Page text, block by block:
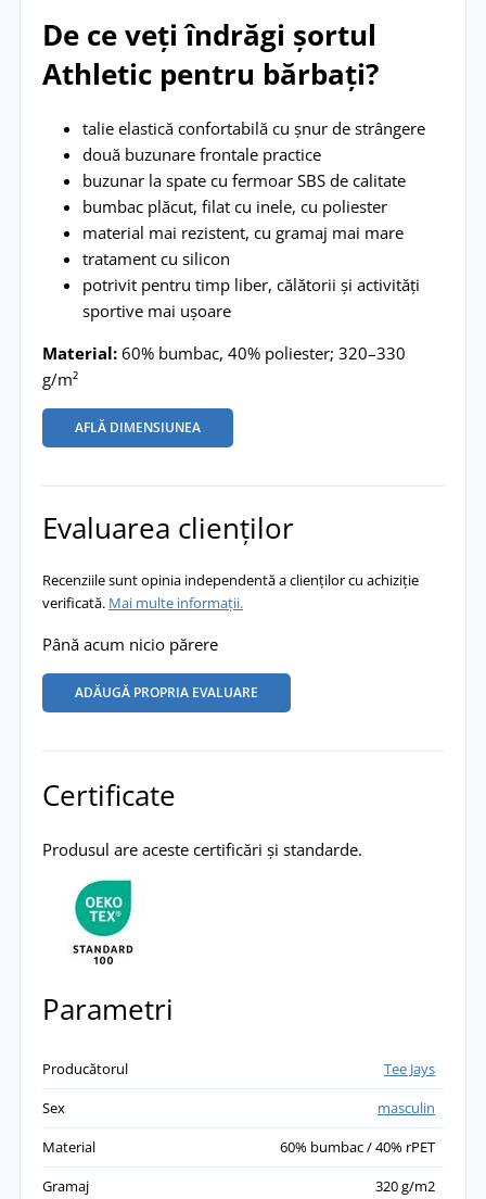
De ce veți îndrăgi șortul
Athletic pentru bărbați?
talie elastică confortabilă cu șnur de strângere
două buzunare frontale practice
buzunar la spate cu fermoar SBS de calitate
bumbac plăcut, filat cu inele, cu poliester
material mai rezistent, cu gramaj mai mare
tratament cu silicon
potrivit pentru timp liber, călătorii și activități
sportive mai ușoare
Material: 60% bumbac, 40% poliester; 320–330
g/m²
AFLĂ DIMENSIUNEA
Evaluarea clienților
Recenziile sunt opinia independentă a clienților cu achiziție
verificată. Mai multe informații.
Până acum nicio părere
ADĂUGĂ PROPRIA EVALUARE
Certificate
Produsul are aceste certificări și standarde.
Parametri
Producătorul
Tee Jays
Sex
masculin
Material
60% bumbac / 40% rPET
Gramaj
320 g/m2